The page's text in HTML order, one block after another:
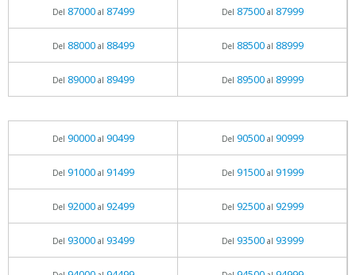
Del 87000al 87499 Del 87500al 87999
Del 88000al 88499 Del 88500al 88999
Del 89000al 89499 Del 89500al 89999
Del 90000al 90499 Del 90500al 90999
Del 91000al 91499 Del 91500al 91999
Del 92000al 92499 Del 92500al 92999
Del 93000al 93499 Del 93500al 93999